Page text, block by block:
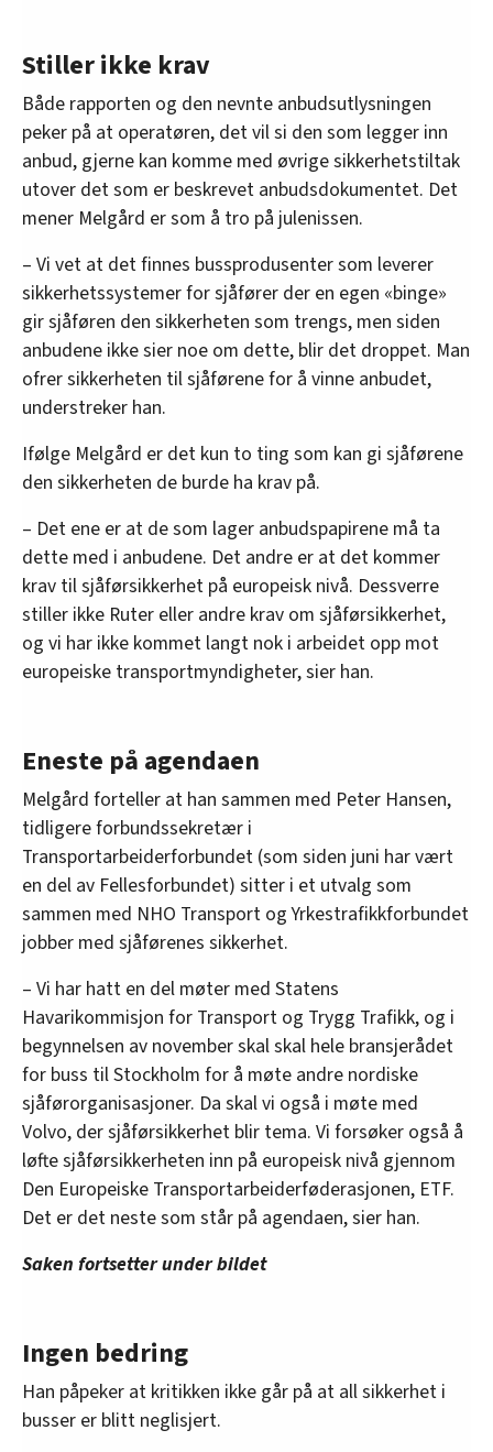
Stiller ikke krav
Både rapporten og den nevnte anbudsutlysningen
peker på at operatøren, det vil si den som legger inn
anbud, gjerne kan komme med øvrige sikkerhetstiltak
utover det som er beskrevet anbudsdokumentet. Det
mener Melgård er som å tro på julenissen.
– Vi vet at det finnes bussprodusenter som leverer
sikkerhetssystemer for sjåfører der en egen «binge»
gir sjåføren den sikkerheten som trengs, men siden
anbudene ikke sier noe om dette, blir det droppet. Man
ofrer sikkerheten til sjåførene for å vinne anbudet,
understreker han.
Ifølge Melgård er det kun to ting som kan gi sjåførene
den sikkerheten de burde ha krav på.
– Det ene er at de som lager anbudspapirene må ta
dette med i anbudene. Det andre er at det kommer
krav til sjåførsikkerhet på europeisk nivå. Dessverre
stiller ikke Ruter eller andre krav om sjåførsikkerhet,
og vi har ikke kommet langt nok i arbeidet opp mot
europeiske transportmyndigheter, sier han.
Eneste på agendaen
Melgård forteller at han sammen med Peter Hansen,
tidligere forbundssekretær i
Transportarbeiderforbundet (som siden juni har vært
en del av Fellesforbundet) sitter i et utvalg som
sammen med NHO Transport og Yrkestrafikkforbundet
jobber med sjåførenes sikkerhet.
– Vi har hatt en del møter med Statens
Havarikommisjon for Transport og Trygg Trafikk, og i
begynnelsen av november skal skal hele bransjerådet
for buss til Stockholm for å møte andre nordiske
sjåførorganisasjoner. Da skal vi også i møte med
Volvo, der sjåførsikkerhet blir tema. Vi forsøker også å
løfte sjåførsikkerheten inn på europeisk nivå gjennom
Den Europeiske Transportarbeiderføderasjonen, ETF.
Det er det neste som står på agendaen, sier han.
Saken fortsetter under bildet
Ingen bedring
Han påpeker at kritikken ikke går på at all sikkerhet i
busser er blitt neglisjert.